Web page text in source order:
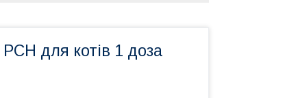
для котів 1 доза